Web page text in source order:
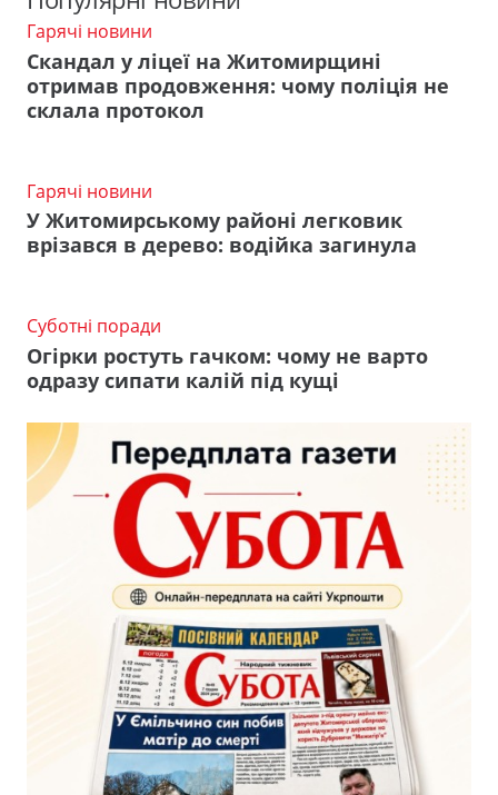
Гарячі новини
Скандал у ліцеї на Житомирщині
отримав продовження: чому поліція не
склала протокол
Гарячі новини
У Житомирському районі легковик
врізався в дерево: водійка загинула
Суботні поради
Огірки ростуть гачком: чому не варто
одразу сипати калій під кущі